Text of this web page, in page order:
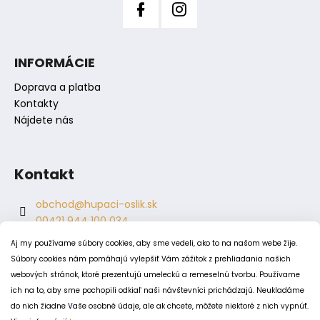
Aj my používame súbory cookies, aby sme vedeli, ako to na našom webe žije.
Súbory cookies nám pomáhajú vylepšiť Vám zážitok z prehliadania našich
webových stránok, ktoré prezentujú umeleckú a remeselnú tvorbu. Používame
ich na to, aby sme pochopili odkiaľ naši návštevníci prichádzajú. Neukladáme
do nich žiadne Vaše osobné údaje, ale ak chcete, môžete niektoré z nich vypnúť.
INFORMÁCIE
Doprava a platba
Kontakty
Nájdete nás
Kontakt
obchod@hupaci-oslik.sk
00421 944 100 034
00421 944 904 704
hupaci.oslik
dagmar.juricova
PODMIENKY